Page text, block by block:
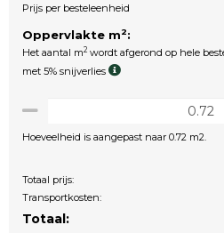
Prijs per besteleenheid
Oppervlakte m2:
Het aantal m2 wordt afgerond op hele
met 5% snijverlies
Hoeveelheid is aangepast naar 0.72 m2.
Totaal prijs:
Transportkosten:
Totaal: